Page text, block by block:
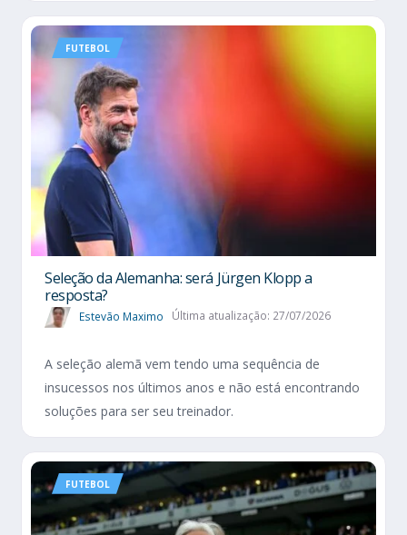
FUTEBOL
Seleção da Alemanha: será Jürgen Klopp a
resposta?
Estevão Maximo Última atualização: 27/07/2026
A seleção alemã vem tendo uma sequência de
insucessos nos últimos anos e não está encontrando
soluções para ser seu treinador.
FUTEBOL